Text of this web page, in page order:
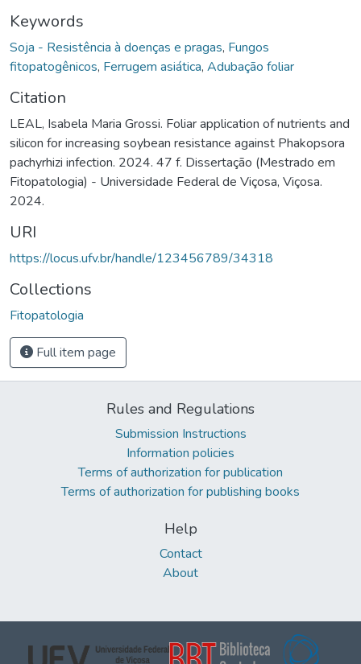
Keywords
Soja - Resistência à doenças e pragas, Fungos
fitopatogênicos, Ferrugem asiática, Adubação foliar
Citation
LEAL, Isabela Maria Grossi. Foliar application of nutrients and
silicon for increasing soybean resistance against Phakopsora
pachyrhizi infection. 2024. 47 f. Dissertação (Mestrado em
Fitopatologia) - Universidade Federal de Viçosa, Viçosa.
2024.
URI
https://locus.ufv.br/handle/123456789/34318
Collections
Fitopatologia
Full item page
Rules and Regulations
Submission Instructions
Information policies
Terms of authorization for publication
Terms of authorization for publishing books
Help
Contact
About